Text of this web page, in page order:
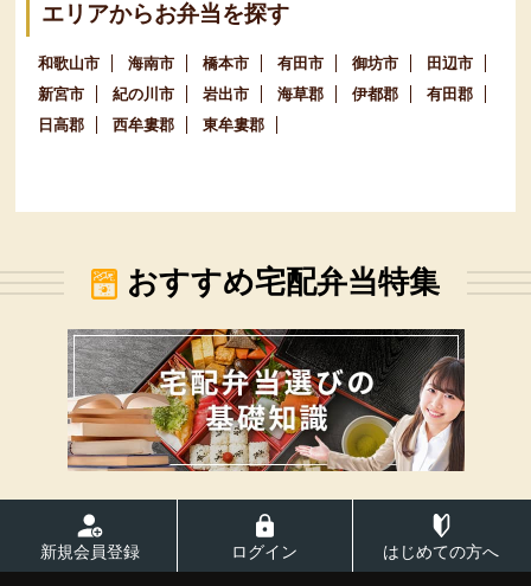
エリアからお弁当を探す
和歌山市 海南市 橋本市 有田市 御坊市
田辺市
新宮市
紀の川市 岩出市 海草郡 伊都郡
有田郡
日高郡
西牟婁郡 東牟婁郡
おすすめ宅配弁当特集
新規会員登録 ログイン はじめての方へ